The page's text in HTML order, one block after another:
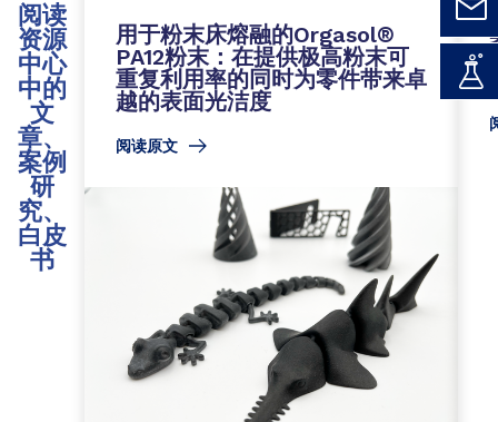
阅读
资源
中心
中的
文
章、
案例
研
究、
白皮
书
用于粉末床熔融的Orgasol®
PA12粉末：在提供极高粉末可
重复利用率的同时为零件带来卓
越的表面光洁度
阅读原文